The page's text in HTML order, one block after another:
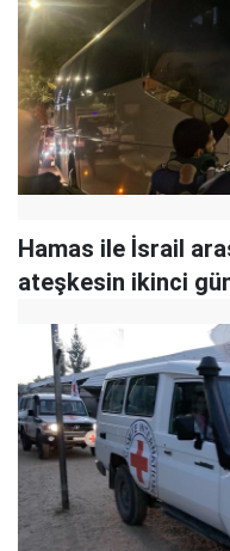
Hamas ile İsrail
ateşkesin ikinci